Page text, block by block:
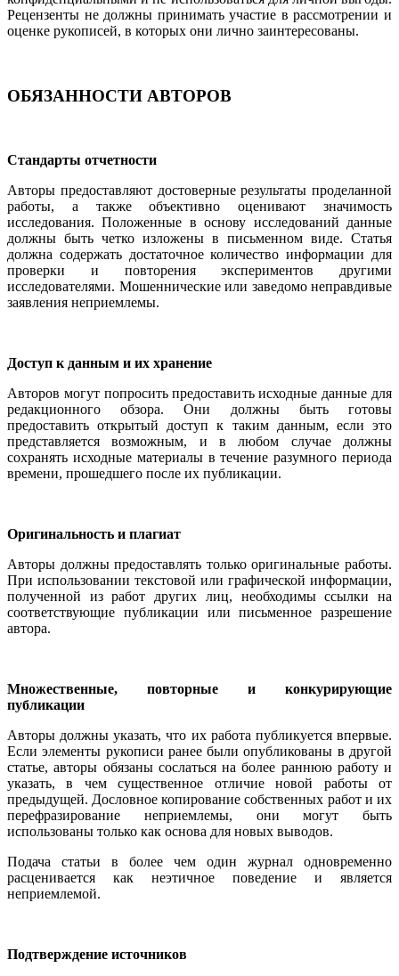
Рецензенты не должны принимать участие в рассмотрении и
оценке рукописей, в которых они лично заинтересованы.
ОБЯЗАННОСТИ АВТОРОВ
Стандарты отчетности
Авторы предоставляют достоверные результаты проделанной
работы, а также объективно оценивают значимость
исследования. Положенные в основу исследований данные
должны быть четко изложены в письменном виде. Статья
должна содержать достаточное количество информации для
проверки и повторения экспериментов другими
исследователями. Мошеннические или заведомо неправдивые
заявления неприемлемы.
Доступ к данным и их хранение
Авторов могут попросить предоставить исходные данные для
редакционного обзора. Они должны быть готовы
предоставить открытый доступ к таким данным, если это
представляется возможным, и в любом случае должны
сохранять исходные материалы в течение разумного периода
времени, прошедшего после их публикации.
Оригинальность и плагиат
Авторы должны предоставлять только оригинальные работы.
При использовании текстовой или графической информации,
полученной из работ других лиц, необходимы ссылки на
соответствующие публикации или письменное разрешение
автора.
Множественные, повторные и конкурирующие
публикации
Авторы должны указать, что их работа публикуется впервые.
Если элементы рукописи ранее были опубликованы в другой
статье, авторы обязаны сослаться на более раннюю работу и
указать, в чем существенное отличие новой работы от
предыдущей. Дословное копирование собственных работ и их
перефразирование неприемлемы, они могут быть
использованы только как основа для новых выводов.
Подача статьи в более чем один журнал одновременно
расценивается как неэтичное поведение и является
неприемлемой.
Подтверждение источников